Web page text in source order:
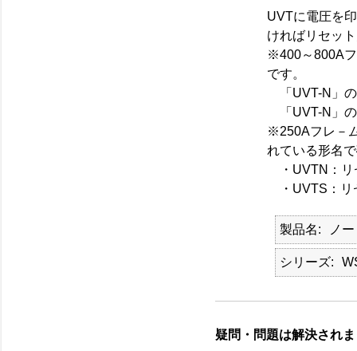
UVTに電圧を
ければリセッ
※400～800A
です。
「UVT-N」の
「UVT-N」の
※250Aフレ－
れている形名
・UVTN：リ
・UVTS：リ
製品名 ノ
シリーズ
疑問・問題は解決され